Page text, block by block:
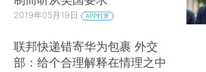
2019年05月19日 APP打开
联邦快递错寄华为包裹 外交
部：给个合理解释在情理之中